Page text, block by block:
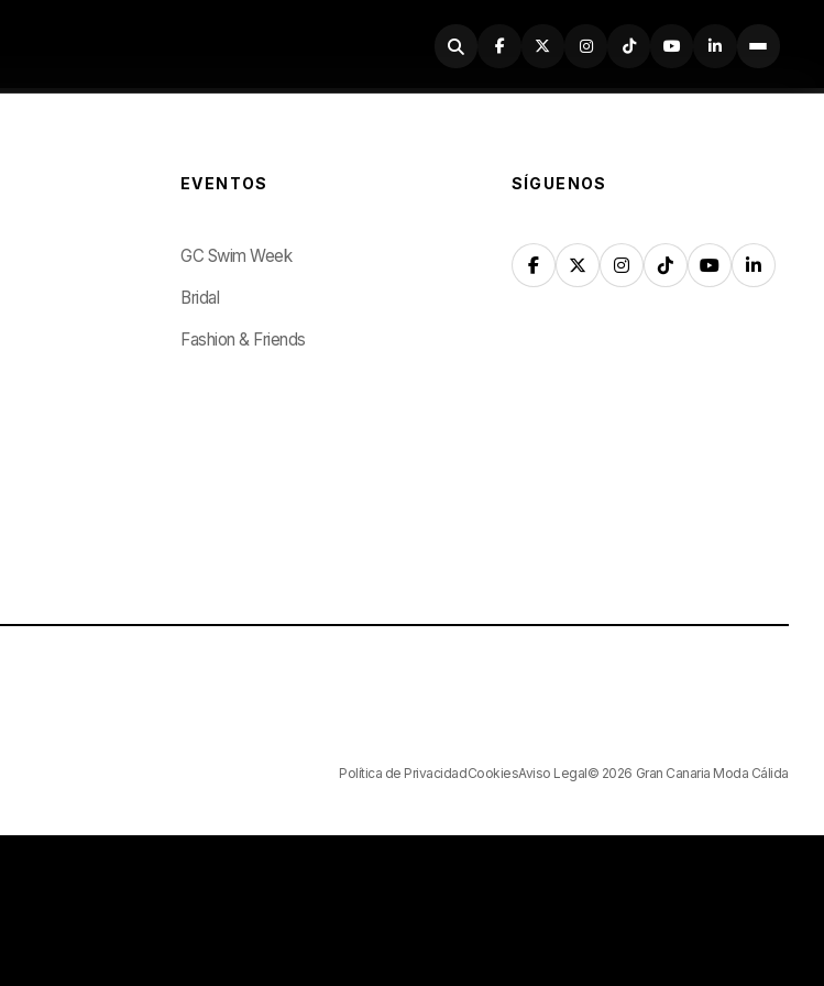
Buscador
EVENTOS
GC Swim Week
Bridal
Fashion & Friends
SÍGUENOS
Política de PrivacidadCookiesAviso Legal© 2026 Gran Canaria Moda Cálida